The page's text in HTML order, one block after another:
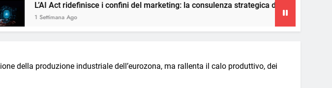
i confini del marketing: la consulenza strategica diventa il vero presidio di conformità e
della produzione industriale dell’eurozona, ma rallenta il calo produttivo, dei